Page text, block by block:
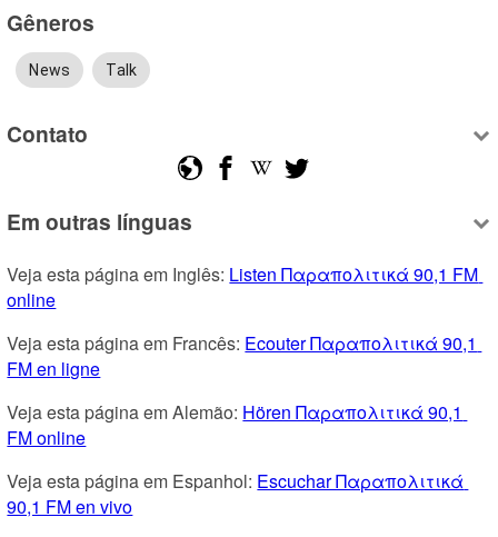
Gêneros
News Talk
Contato
Em outras línguas
Veja esta página em Inglês: Listen Παραπολιτικά 90,1 FM
online
Veja esta página em Francês: Ecouter Παραπολιτικά 90,1
FM en ligne
Veja esta página em Alemão: Hören Παραπολιτικά 90,1
FM online
Veja esta página em Espanhol: Escuchar Παραπολιτικά
90,1 FM en vivo